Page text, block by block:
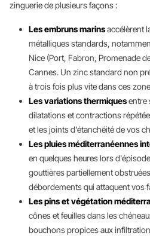
zinguerie de plusieurs façons :
Les embruns marinsaccélèrent
métalliques standards,
Nice (Port, Fabron, Promenade
Cannes. Un zinc standard non
à trois fois plus vite dans ces
Les variations thermiquesentre
dilatations et contractions
et les joints d'étanchéité de vos
Les pluies méditerranéennes
en quelques heures lors
gouttières partiellement
débordements qui attaquent vos
Les pins et végétation
cônes et feuilles dans les
bouchons propices aux